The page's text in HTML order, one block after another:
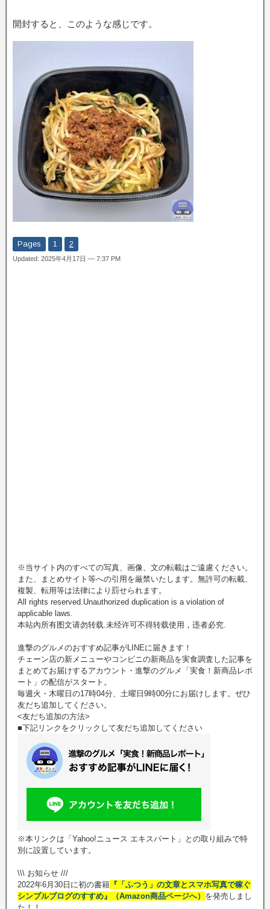
開封すると、このような感じです。
Pages 1 2
Updated: 2025年4月17日 — 7:37 PM
※当サイト内のすべての写真、画像、文の転載はご遠慮ください。
また、まとめサイト等への引用を厳禁いたします。無許可の転載、
複製、転用等は法律により罰せられます。
All rights reserved.Unauthorized duplication is a violation of
applicable laws.
本站內所有图文请勿转载.未经许可不得转载使用，违者必究.
進撃のグルメのおすすめ記事がLINEに届きます！
チェーン店の新メニューやコンビニの新商品を実食調査した記事を
まとめてお届けするアカウント・進撃のグルメ「実食！新商品レポ
ート」の配信がスタート。
毎週火・木曜日の17時04分、土曜日9時00分にお届けします。ぜひ
友だち追加してください。
<友だち追加の方法>
■下記リンクをクリックして友だち追加してください
※本リンクは「Yahoo!ニュース エキスパート」との取り組みで特
別に設置しています。
\\\ お知らせ ///
2022年6月30日に初の書籍 『「ふつう」の文章とスマホ写真で稼ぐ
シンプルブログのすすめ』（Amazon商品ページへ） を発売しまし